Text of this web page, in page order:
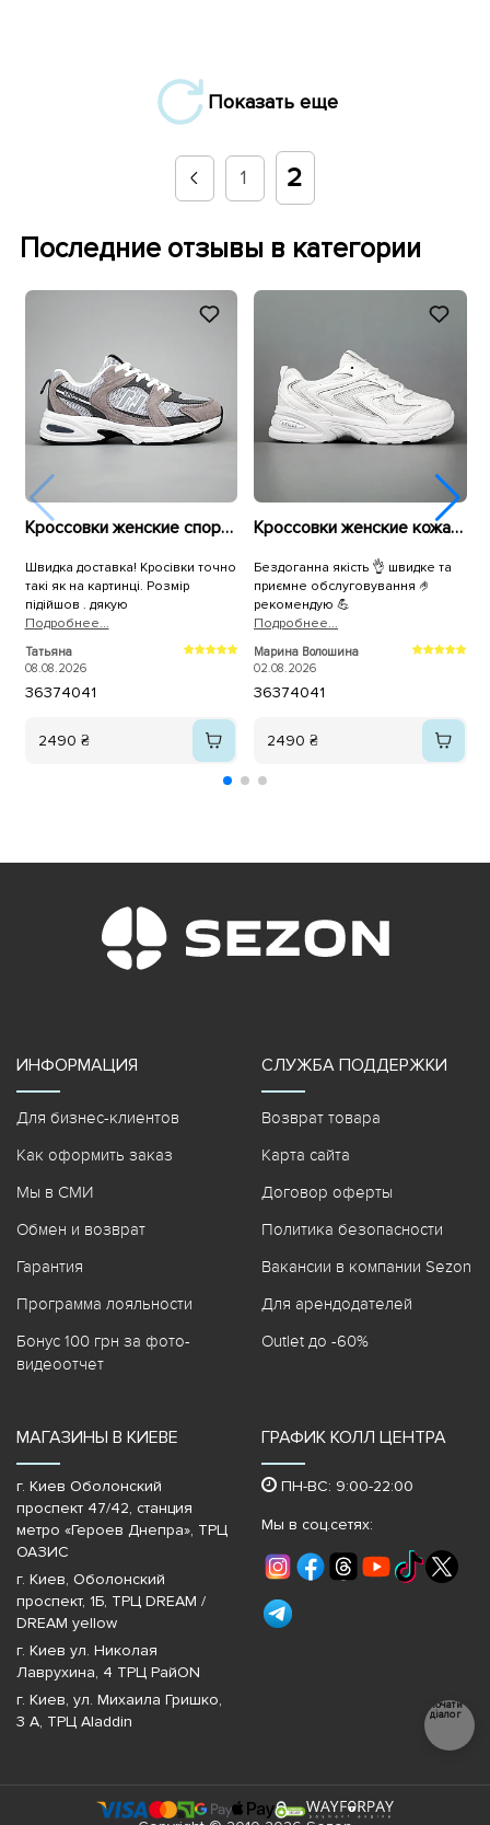
Показать еще
1 2
Последние отзывы в категории
Кроссовки женские спортивная сетка 594084 Серые
Швидка доставка! Кросівки точно
такі як на картинці. Розмір
підійшов . дякую
Подробнее...
Татьяна
08.08.2026
36374041
2490 ₴
Кроссовки женские кожа и сетка 594681 Белые
Бездоганна якість 👌 швидке та
приємне обслуговування 🤌
рекомендую 💪
Подробнее...
Марина Волошина
02.08.2026
36374041
2490 ₴
ИНФОРМАЦИЯ
Для бизнес-клиентов
Как оформить заказ
Мы в СМИ
Обмен и возврат
Гарантия
Программа лояльности
Бонус 100 грн за фото-
видеоотчет
СЛУЖБА ПОДДЕРЖКИ
Возврат товара
Карта сайта
Договор оферты
Политика безопасности
Вакансии в компании Sezon
Для арендодателей
Outlet до -60%
МАГАЗИНЫ В КИЕВЕ
г. Киев Оболонский
проспект 47/42, станция
метро «Героев Днепра»‎, ТРЦ
ОАЗИС
г. Киев, Оболонский
проспект, 1Б, ТРЦ DREAM /
DREAM yellow
г. Киев ул. Николая
Лаврухина, 4 ТРЦ РайON
г. Киев, ул. Михаила Гришко,
3 А, ТРЦ Aladdin
ГРАФИК КОЛЛ ЦЕНТРА
ПН-ВС: 9:00-22:00
Мы в соц.сетях:
Почати
діалог